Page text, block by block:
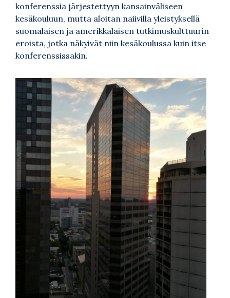
konferenssia järjestettyyn kansainväliseen
kesäkouluun, mutta aloitan naiivilla yleistyksellä
suomalaisen ja amerikkalaisen tutkimuskulttuurin
eroista, jotka näkyivät niin kesäkoulussa kuin itse
konferenssissakin.